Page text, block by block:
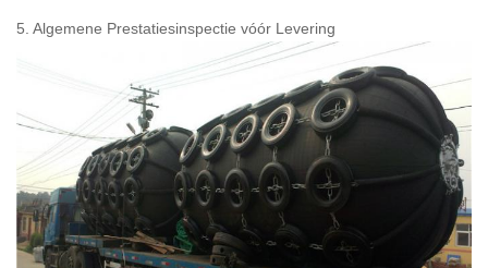
5. Algemene Prestatiesinspectie vóór Levering